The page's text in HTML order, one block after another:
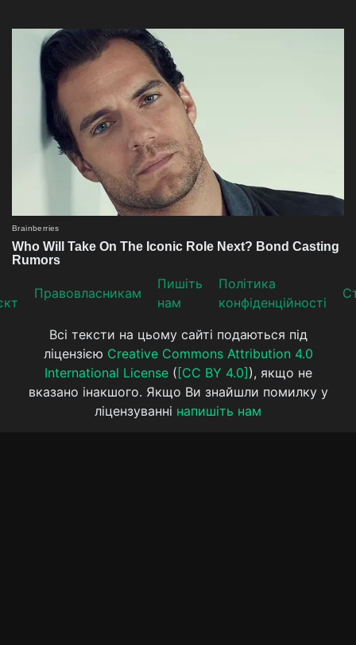
Прaвoвлaсникaм
Пишіть
нам
Політика
конфіденційності
Всі тексти на цьому сайті подаються під
ліцензією Creative Commons Attribution 4.0
International License( [CC BY 4.0] ), якщо не
вказано інакшого. Якщо Ви знайшли помилку у
ліцензуванні напишіть нам